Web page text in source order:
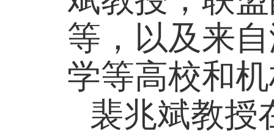
等，以及来
学等高校和
裴兆斌教授